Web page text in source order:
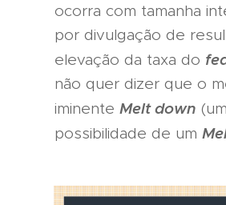
ocorra com tamanha
por divulgação de
elevação da taxa do
não quer dizer que o
iminente Melt down
possibilidade de um